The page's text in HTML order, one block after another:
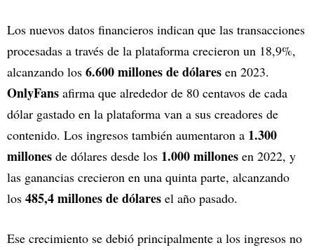
Los nuevos datos financieros indican que las transacciones
procesadas a través de la plataforma crecieron un 18,9%,
alcanzando los 6.600 millones de dólares en 2023.
OnlyFans afirma que alrededor de 80 centavos de cada
dólar gastado en la plataforma van a sus creadores de
contenido. Los ingresos también aumentaron a 1.300
millones de dólares desde los 1.000 millones en 2022, y
las ganancias crecieron en una quinta parte, alcanzando
los 485,4 millones de dólares el año pasado.
Ese crecimiento se debió principalmente a los ingresos no